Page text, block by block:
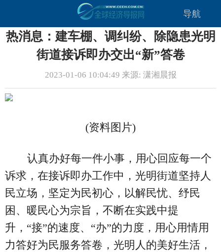
导航
热消息：建车棚、调纠纷、除隐患光明
街道接诉即办交出“新”答卷
2023-01-06 10:04:49 来源: 潇湘晨报
(资料图片)
认真办好每一件小事，用心回应每一个
诉求，在接诉即办工作中，光明街道坚持人
民立场，坚定为民初心，以解民忧、纾民
困、暖民心为宗旨，不断在实践中提
升，“接”的速度、“办”的力度，用心用情用
力答好为民服务答卷，光明人的美好生活，